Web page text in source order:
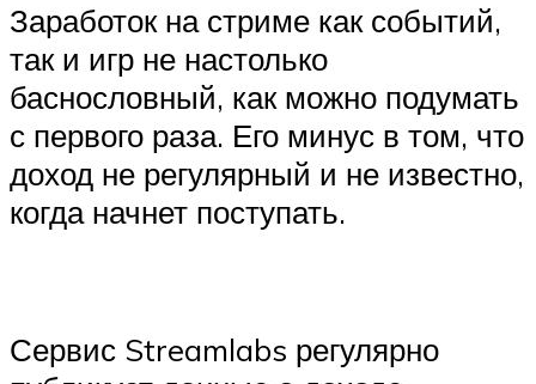
Заработок на стриме как событий,
так и игр не настолько
баснословный, как можно подумать
с первого раза. Его минус в том, что
доход не регулярный и не известно,
когда начнет поступать.
Сервис Streamlabs регулярно